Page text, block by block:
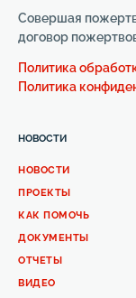
НОВОСТИ
НОВОСТИ
ПРОЕКТЫ
КАК ПОМОЧЬ
ДОКУМЕНТЫ
ОТЧЕТЫ
ВИДЕО
Совершая
договор
Политика
Политика